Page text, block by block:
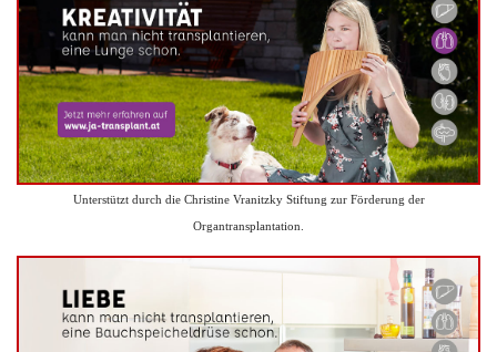
Unterstützt durch die Christine Vranitzky Stiftung zur Förderung der
Organtransplantation.